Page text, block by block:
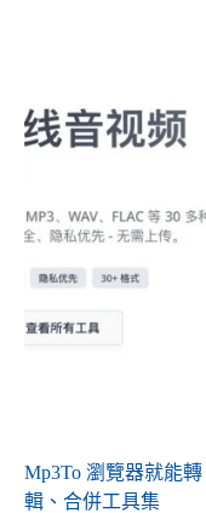
Mp3To 瀏覽器就能
輯、合併工具集